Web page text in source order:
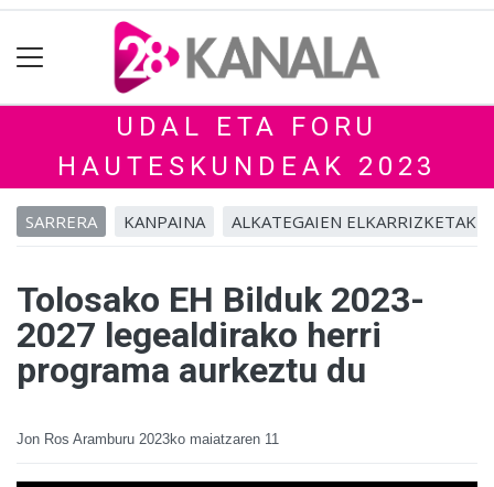
UDAL ETA FORU
HAUTESKUNDEAK 2023
SARRERA KANPAINA ALKATEGAIEN ELKARRIZKETAK
Tolosako EH Bilduk 2023-
2027 legealdirako herri
programa aurkeztu du
Jon Ros Aramburu 2023ko maiatzaren 11